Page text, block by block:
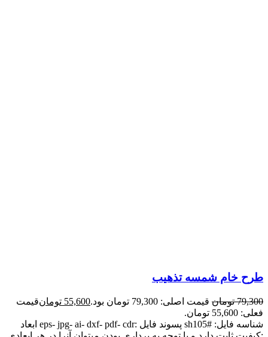
طرح خام شمسه تذهیب
79,300 تومان قیمت اصلی: 79,300 تومان بود. 55,600 تومانقیمت
فعلی: 55,600 تومان.
شناسه فایل: #sh105 پسوند فایل :eps- jpg- ai- dxf- pdf- cdr ابعاد